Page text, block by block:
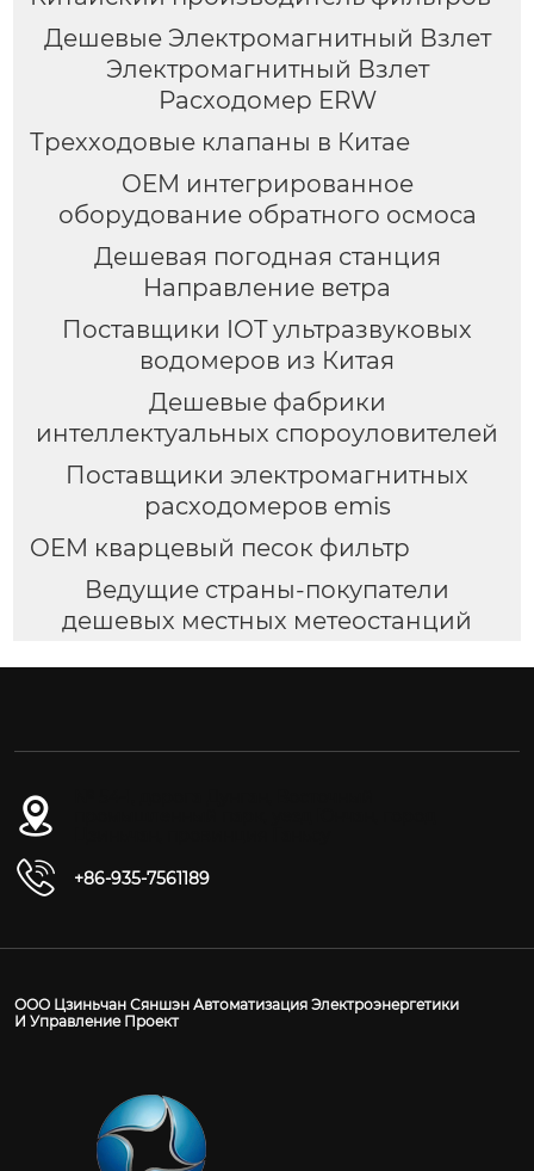
Дешевые Электромагнитный Взлет
Электромагнитный Взлет
Расходомер ERW
Трехходовые клапаны в Китае
OEM интегрированное
оборудование обратного осмоса
Дешевая погодная станция
Направление ветра
Поставщики IOT ультразвуковых
водомеров из Китая
Дешевые фабрики
интеллектуальных спороуловителей
Поставщики электромагнитных
расходомеров emis
OEM кварцевый песок фильтр
Ведущие страны-покупатели
дешевых местных метеостанций
+86-935-7561189
ООО Цзиньчан Сяншэн Автоматизация Электроэнергетики
И Управление Проект